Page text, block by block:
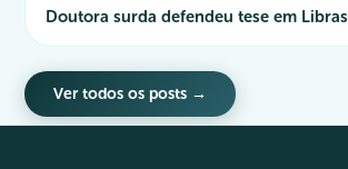
Doutora surda defendeu tese em Libras
Ver todos os posts →